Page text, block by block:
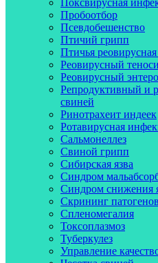
Поксвирусная
Пробоотбор
Псевдобешенство
Птичий грипп
Птичья
Реовирусный
Реовирусный
Репродуктивный и
свиней
Ринотрахеит индеек
Ротавирусная
Сальмонеллез
Свиной грипп
Сибирская язва
Синдром
Синдром снижения
Скрининг патогенов
Спленомегалия
Токсоплазмоз
Туберкулез
Управление